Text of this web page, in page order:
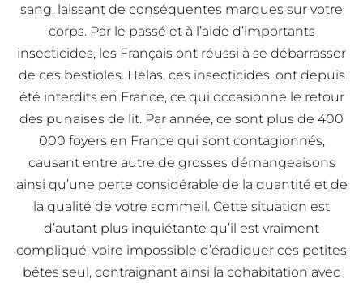
sang, laissant de conséquentes marques sur votre
corps. Par le passé et à l’aide d’importants
insecticides, les Français ont réussi à se débarrasser
de ces bestioles. Hélas, ces insecticides, ont depuis
été interdits en France, ce qui occasionne le retour
des punaises de lit. Par année, ce sont plus de 400
000 foyers en France qui sont contagionnés,
causant entre autre de grosses démangeaisons
ainsi qu’une perte considérable de la quantité et de
la qualité de votre sommeil. Cette situation est
d’autant plus inquiétante qu’il est vraiment
compliqué, voire impossible d’éradiquer ces petites
bêtes seul, contraignant ainsi la cohabitation avec